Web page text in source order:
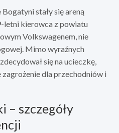
stały się areną
letni kierowca z powiatu
Volkswagenem, nie
Mimo wyraźnych
się na ucieczkę,
dla przechodniów i
– szczegóły